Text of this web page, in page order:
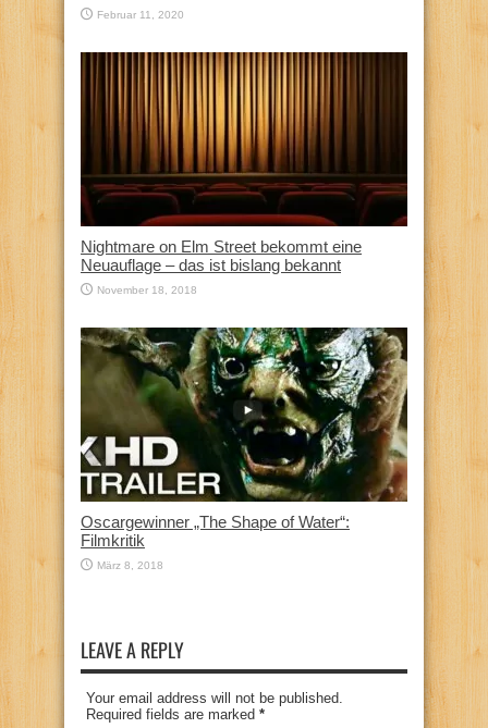
Februar 11, 2020
Nightmare on Elm Street bekommt eine
Neuauflage – das ist bislang bekannt
November 18, 2018
Oscargewinner „The Shape of Water“:
Filmkritik
März 8, 2018
LEAVE A REPLY
Your email address will not be published.
Required fields are marked *